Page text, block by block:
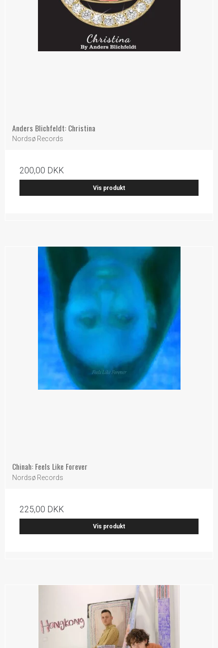
Anders Blichfeldt: Christina
Nordsø Records
200,00 DKK
Vis produkt
Chinah: Feels Like Forever
Nordsø Records
225,00 DKK
Vis produkt